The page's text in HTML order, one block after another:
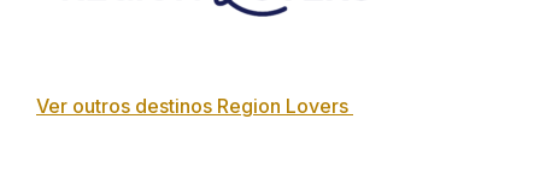
Ver outros destinos Region Lovers